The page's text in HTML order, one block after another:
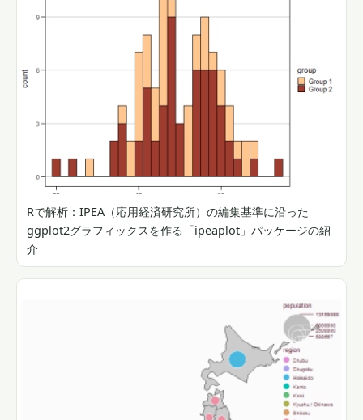
Rで解析：IPEA（応用経済研究所）の編集基準に沿った
ggplot2グラフィックスを作る「ipeaplot」パッケージの紹
介